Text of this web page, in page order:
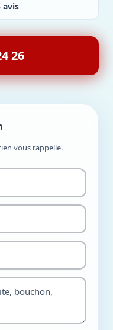
avis
26
vous rappelle.